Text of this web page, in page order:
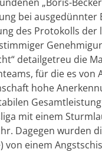
bei ausgedünnter
des Protokolls
detailgetreu die
für die es von
hohe
mit einem
Dagegen wurden
von einem